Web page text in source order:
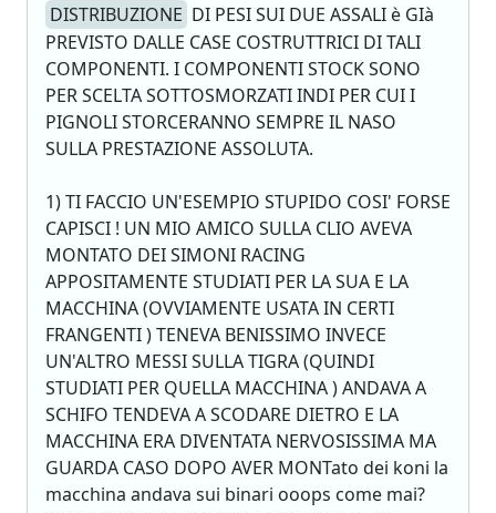
DISTRIBUZIONE DI PESI SUI DUE ASSALI è GIà
PREVISTO DALLE CASE COSTRUTTRICI DI TALI
COMPONENTI. I COMPONENTI STOCK SONO
PER SCELTA SOTTOSMORZATI INDI PER CUI I
PIGNOLI STORCERANNO SEMPRE IL NASO
SULLA PRESTAZIONE ASSOLUTA.
1) TI FACCIO UN'ESEMPIO STUPIDO COSI' FORSE
CAPISCI ! UN MIO AMICO SULLA CLIO AVEVA
MONTATO DEI SIMONI RACING
APPOSITAMENTE STUDIATI PER LA SUA E LA
MACCHINA (OVVIAMENTE USATA IN CERTI
FRANGENTI ) TENEVA BENISSIMO INVECE
UN'ALTRO MESSI SULLA TIGRA (QUINDI
STUDIATI PER QUELLA MACCHINA ) ANDAVA A
SCHIFO TENDEVA A SCODARE DIETRO E LA
MACCHINA ERA DIVENTATA NERVOSISSIMA MA
GUARDA CASO DOPO AVER MONTato dei koni la
macchina andava sui binari ooops come mai?